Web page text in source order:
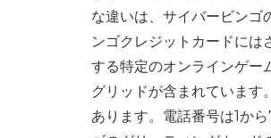
な違いは、サイバービンゴ
ンゴクレジットカードに
する特定のオンラインゲー
グリッドが含まれています
あります。電話番号は1か